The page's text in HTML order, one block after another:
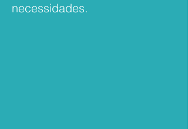
necessidades.